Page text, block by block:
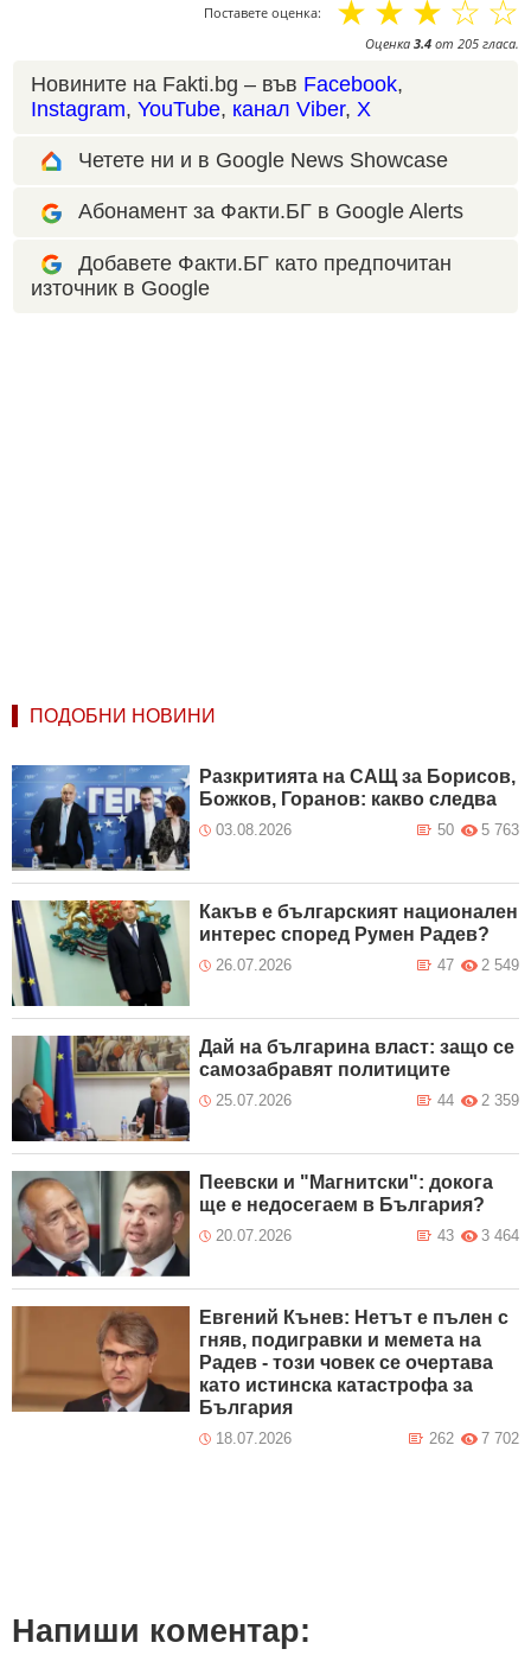
Поставете оценка: ☆
☆
☆
☆
☆
Оценка 3.4 от 205 гласа.
Новините на Fakti.bg – във Facebook,
Instagram, YouTube, канал Viber, X
Четете ни и в Google News Showcase
Абонамент за Факти.БГ в Google Alerts
Добавете Факти.БГ като предпочитан
източник в Google
ПОДОБНИ НОВИНИ
Разкритията на САЩ за Борисов,
Божков, Горанов: какво следва
03.08.2026 5 763
50
Какъв е българският национален
интерес според Румен Радев?
26.07.2026 2 549
47
Дай на българина власт: защо се
самозабравят политиците
25.07.2026 2 359
44
Пеевски и "Магнитски": докога
ще е недосегаем в България?
20.07.2026 3 464
43
Евгений Кънев: Нетът е пълен с
гняв, подигравки и мемета на
Радев - този човек се очертава
като истинска катастрофа за
България
18.07.2026 7 702
262
Напиши коментар: